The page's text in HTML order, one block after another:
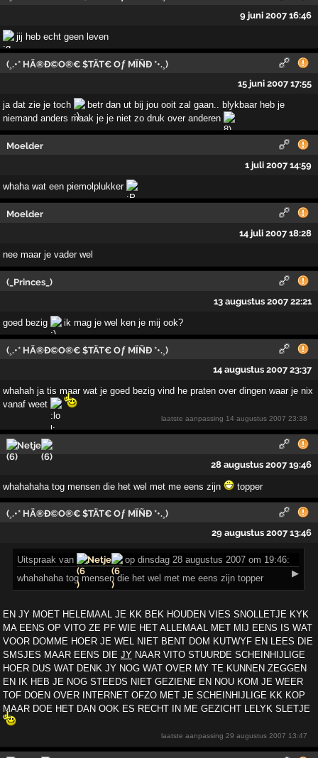
9 juni 2007 16:46
jij heb echt geen leven
(¸.•* HÄ®Ð©O®€ $TÄT€ Oƒ MÏÑÐ *•.¸)
15 juni 2007 17:55
ja dat zie je toch
betr dan ut bij jou ooit zal gaan.. blykbaar heb je
niemand anders maak je je niet zo druk over anderen
Moelder
1 juli 2007 14:59
whaha wat een piemolplukker
Moelder
14 juli 2007 18:28
nee maar je vader wel
(_Princes_)
13 augustus 2007 22:21
goed bezig ik mag je wel ken je mij ook?
(¸.•* HÄ®Ð©O®€ $TÄT€ Oƒ MÏÑÐ *•.¸)
14 augustus 2007 23:37
whahah ja tis maar wat je goed bezig vind he praten over dingen waar je nix
vanaf weet
laatste aanpassing 14 augustus 2007 23:38
Netje
28 augustus 2007 19:46
whahahaha tog mensen die het wel met me eens zijn topper
(¸.•* HÄ®Ð©O®€ $TÄT€ Oƒ MÏÑÐ *•.¸)
29 augustus 2007 13:46
Uitspraak van Netje
op dinsdag 28 augustus 2007 om 19:46:
▶
whahahaha tog mensen die het wel met me eens zijn topper
EN JY MOET HELEMAAL JE KK BEK HOUDEN VIES SNOLLETJE KYK
MA EENS OP VITO ZE PF WIE HET ALLEMAAL MET MIJ EENS IS WAT
VOOR DOMME HOER JE WEL NIET BENT DOM KUTWYF EN LEES DIE
SMSJES MAAR EENS DIE JYNAAR VITO STUURDE SCHEINHIJLIGE
HOER DUS WAT DENK JY NOG WAT OVER MY TE KUNNEN ZEGGEN
EN IK HEB JE NOG STEEDS NIET GEZIENE EN NOU KOM JE WEER
TOF DOEN OVER INTERNET OFZO MET JE SCHEINHIJLIGE KK KOP
MAAR DOE HET DAN OOK ES RECHT IN ME GEZICHT LELYK SLETJE
laatste aanpassing29 augustus 2007 13:47